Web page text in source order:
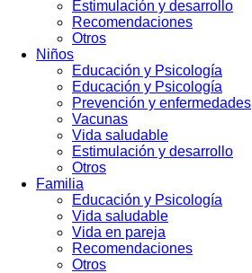
Estimulación y desarrollo
Recomendaciones
Otros
Niños
Educación y Psicología
Educación y Psicología
Prevención y enfermedades
Vacunas
Vida saludable
Estimulación y desarrollo
Otros
Familia
Educación y Psicología
Vida saludable
Vida en pareja
Recomendaciones
Otros